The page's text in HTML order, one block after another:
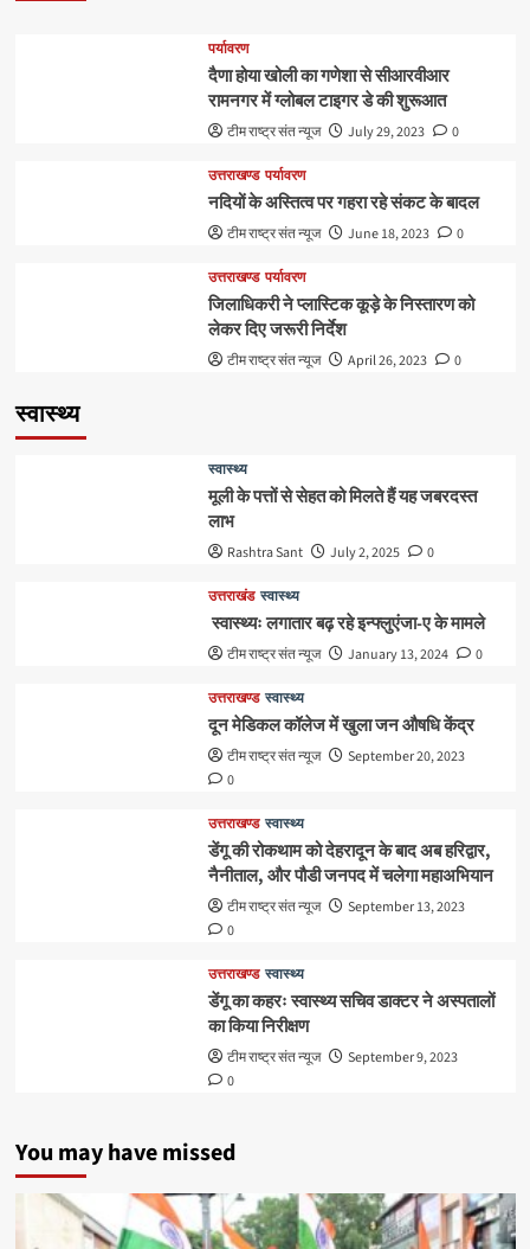
पर्यावरण
दैणा होया खोली का गणेशा से सीआरवीआर
रामनगर में ग्लोबल टाइगर डे की शुरूआत
टीम राष्ट्र संत न्यूज July 29, 2023 0
उत्तराखण्ड पर्यावरण
नदियों के अस्तित्व पर गहरा रहे संकट के बादल
टीम राष्ट्र संत न्यूज June 18, 2023 0
उत्तराखण्ड पर्यावरण
जिलाधिकरी ने प्लास्टिक कूड़े के निस्तारण को
लेकर दिए जरूरी निर्देश
टीम राष्ट्र संत न्यूज April 26, 2023 0
स्वास्थ्य
स्वास्थ्य
मूली के पत्तों से सेहत को मिलते हैं यह जबरदस्त
लाभ
Rashtra Sant July 2, 2025 0
उत्तराखंड स्वास्थ्य
स्वास्थ्यः लगातार बढ़ रहे इन्फ्लुएंजा-ए के मामले
टीम राष्ट्र संत न्यूज January 13, 2024 0
उत्तराखण्ड स्वास्थ्य
दून मेडिकल कॉलेज में खुला जन औषधि केंद्र
टीम राष्ट्र संत न्यूज
September 20, 2023
0
उत्तराखण्ड स्वास्थ्य
डेंगू की रोकथाम को देहरादून के बाद अब हरिद्वार,
नैनीताल, और पौडी जनपद में चलेगा महाअभियान
टीम राष्ट्र संत न्यूज
September 13, 2023
0
उत्तराखण्ड स्वास्थ्य
डेंगू का कहरः स्वास्थ्य सचिव डाक्टर ने अस्पतालों
का किया निरीक्षण
टीम राष्ट्र संत न्यूज
September 9, 2023
0
You may have missed